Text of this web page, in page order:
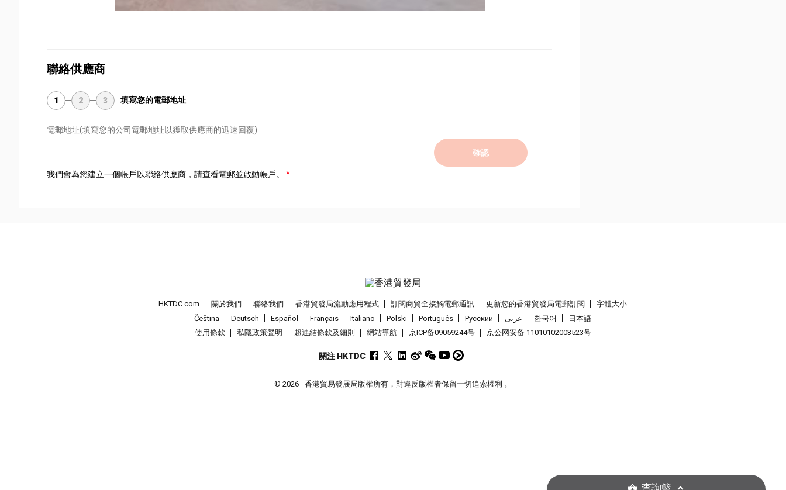
聯絡供應商
1 2 3 填寫您的電郵地址
電郵地址(填寫您的公司電郵地址以獲取供應商的迅速回覆)
確認
我們會為您建立一個帳戶以聯絡供應商，請查看電郵並啟動帳戶。
HKTDC.com 關於我們 聯絡我們 香港貿發局流動應用程式 訂閱商貿全接觸電郵通訊 更新您的香港貿發局電郵訂閱
字體大小
Čeština
Deutsch Español Français Italiano Polski Português Pусский عربى 한국어
日本語
使用條款
私隱政策聲明 超連結條款及細則 網站導航 京ICP备09059244号 京公网安备 11010102003523号
關注 HKTDC
© 2026 香港貿易發展局版權所有，對違反版權者保留一切追索權利 。
查詢籃